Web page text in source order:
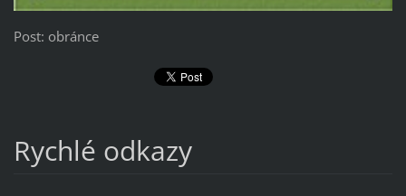
Post: obránce
Rychlé odkazy